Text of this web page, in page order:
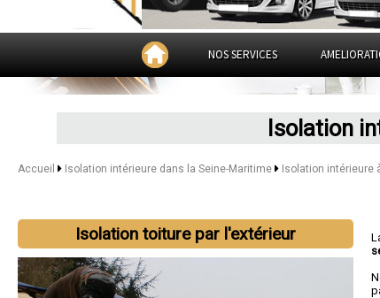
NOS SERVICES
Isolation
Accueil Isolation intérieure dans la Seine-Maritime Isolation intérieure
Isolation toiture par l'extérieur